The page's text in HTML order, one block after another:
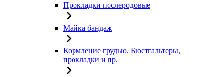
Прокладки послеродовые
Майка бандаж
Кормление грудью. Бюстгальтеры,
прокладки и пр.